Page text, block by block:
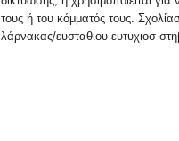
τους ή του κόμματός τους.
λάρνακας/ευσταθιου-ευτυχιοσ-